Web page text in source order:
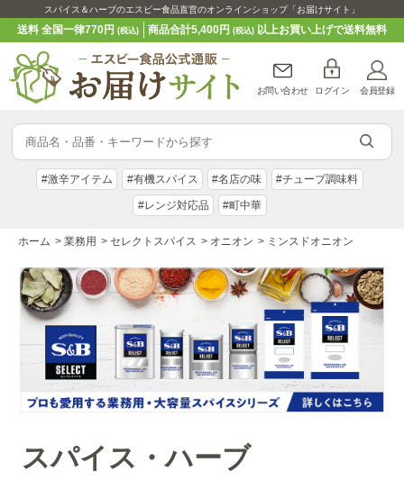
スパイス＆ハーブのエスビー食品直営のオンラインショップ「お届けサイト」
送料 全国一律770円(税込) 商品合計5,400円 (税込)以上お買い上げで送料無料
お問い合わせ ログイン 会員登録
#激辛アイテム #有機スパイス #名店の味 #チューブ調味料
#レンジ対応品 #町中華
ホーム > 業務用 > セレクトスパイス > オニオン > ミンスドオニオン
スパイス・ハーブ